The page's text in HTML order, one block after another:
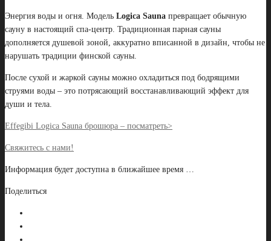
Энергия воды и огня. Модель Logica Sauna превращает обычную
сауну в настоящий спа-центр. Традиционная парная сауны
дополняется душевой зоной, аккуратно вписанной в дизайн, чтобы не
нарушать традиции финской сауны.
После сухой и жаркой сауны можно охладиться под бодрящими
струями воды – это потрясающий восстанавливающий эффект для
души и тела.
Effegibi Logica Sauna брошюра – посматреть>
Свяжитесь с нами!
Информация будет доступна в ближайшее время …
Поделиться